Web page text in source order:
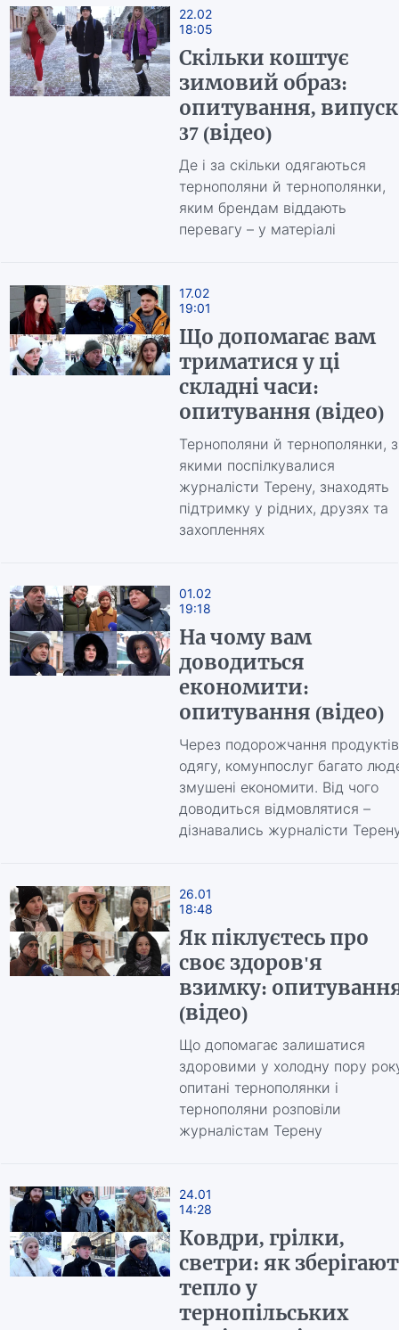
22.02
18:05
Скільки коштує
зимовий образ:
опитування, випуск
37 (відео)
Де і за скільки одягаються
тернополяни й тернополянки,
яким брендам віддають
перевагу – у матеріалі
17.02
19:01
Що допомагає вам
триматися у ці
складні часи:
опитування (відео)
Тернополяни й тернополянки, з
якими поспілкувалися
журналісти Терену, знаходять
підтримку у рідних, друзях та
захопленнях
01.02
19:18
На чому вам
доводиться
економити:
опитування (відео)
Через подорожчання
одягу, комунпослуг багато
змушені економити. Від чого
доводиться відмовлятися –
дізнавались журналісти
26.01
18:48
Як піклуєтесь про
своє здоров'я
взимку:
(відео)
Що допомагає залишатися
здоровими у холодну пору
опитані тернополянки і
тернополяни розповіли
журналістам Терену
24.01
14:28
Ковдри, грілки,
светри: як
тепло у
тернопільських